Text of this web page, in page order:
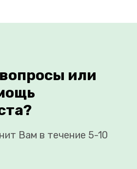
или
Вам в течение 5-10